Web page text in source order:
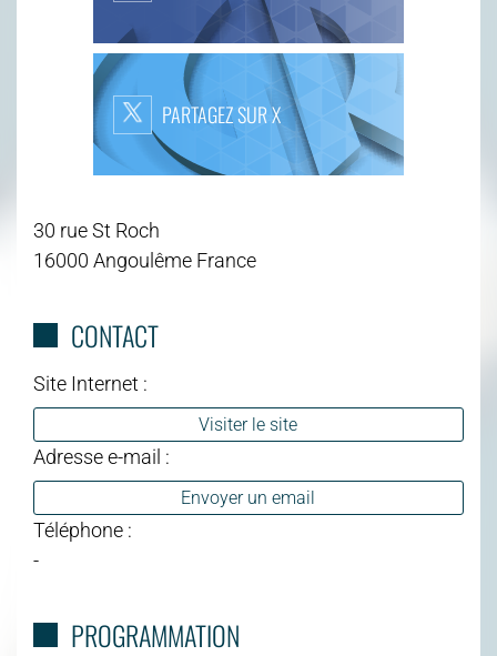
PARTAGEZ SUR X
30 rue St Roch
16000 Angoulême France
CONTACT
Site Internet :
Visiter le site
Adresse e-mail :
Envoyer un email
Téléphone :
-
PROGRAMMATION